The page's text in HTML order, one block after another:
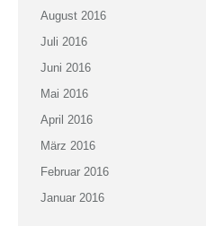
August 2016
Juli 2016
Juni 2016
Mai 2016
April 2016
März 2016
Februar 2016
Januar 2016